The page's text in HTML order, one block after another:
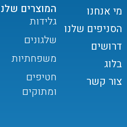
מי אנחנו
הסניפים שלנו
דרושים
בלוג
צור קשר
המוצרים
גלידות
שלגונים
משפחתיות
חטיפים
ומתוקים